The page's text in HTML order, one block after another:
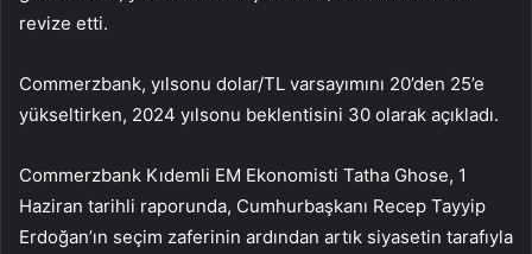
revize etti.
Commerzbank, yılsonu dolar/TL varsayımını 20’den 25’e
yükseltirken, 2024 yılsonu beklentisini 30 olarak açıkladı.
Commerzbank Kıdemli EM Ekonomisti Tatha Ghose, 1
Haziran tarihli raporunda, Cumhurbaşkanı Recep Tayyip
Erdoğan’ın seçim zaferinin ardından artık siyasetin tarafıyla